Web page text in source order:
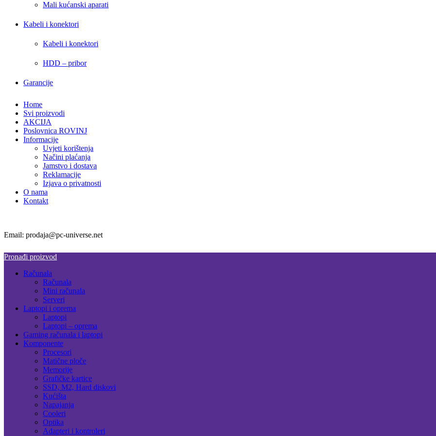
Mali kućanski aparati
Kabeli i konektori
Kabeli i konektori
HDD – pribor
Garancije
Home
Svi proizvodi
AKCIJA
Poslovnica ROVINJ
Informacije
Uvjeti korištenja
Načini plaćanja
Jamstvo i dostava
Reklamacije
Izjava o privatnosti
O nama
Kontakt
Email: prodaja@pc-universe.net
Pronađi proizvod
Računala
Računala
Mini računala
Serveri
Laptopi i oprema
Laptopi
Laptopi – oprema
Gaming računala i laptopi
Komponente
Procesori
Matične ploče
Memorije
Grafičke kartice
SSD, M2, Hard diskovi
Kućišta
Napajanja
Cooleri
Optika
Adapteri i kontroleri